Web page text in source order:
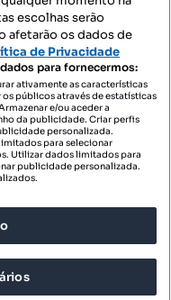
NA:
Portugal, S.A.
escolhas serão
afetarão os dados de
de Privacidade
para fornecermos:
ativamente as características
públicos através de estatísticas
e/ou aceder a
da publicidade. Criar perfis
personalizada.
para selecionar
Utilizar dados limitados para
publicidade personalizada.